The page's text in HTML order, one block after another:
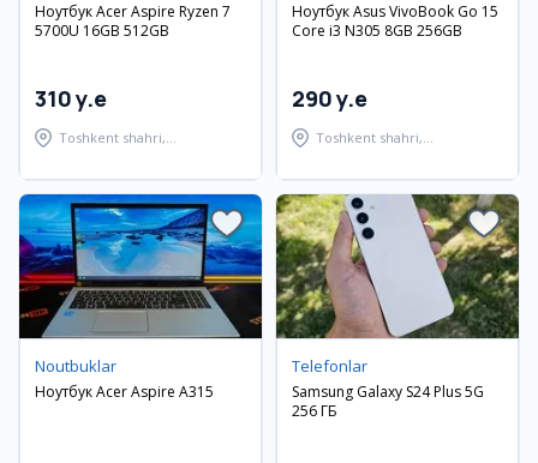
Ноутбук Acer Aspire Ryzen 7
5700U 16GB 512GB
310 y.e
Toshkent shahri,
Ноутбук Asus VivoBook Go 15
Core i3 N305 8GB 256GB
290 y.e
Toshkent shahri,
Noutbuklar
Ноутбук Acer Aspire A315
Telefonlar
Samsung Galaxy S24 Plus 5G
256 ГБ